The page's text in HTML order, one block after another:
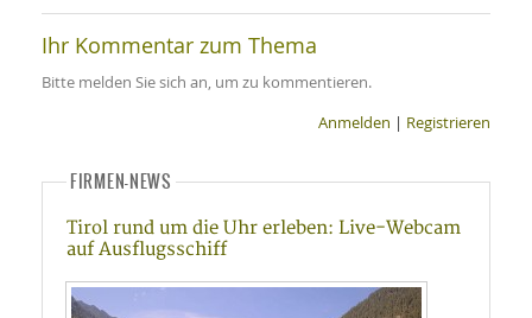
Ihr Kommentar zum Thema
Bitte melden Sie sich an, um zu kommentieren.
Anmelden | Registrieren
FIRMEN-NEWS
Tirol rund um die Uhr erleben: Live-Webcam
auf Ausflugsschiff